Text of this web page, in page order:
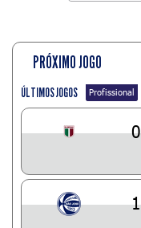
PRÓXIMO JOGO
ÚLTIMOS JOGOS Profissional
0
1